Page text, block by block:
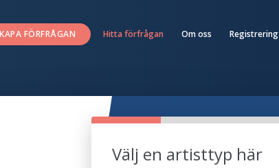
FÖRFRÅGAN Hitta förfrågan Om oss Registrering
Välj en artisttyp här